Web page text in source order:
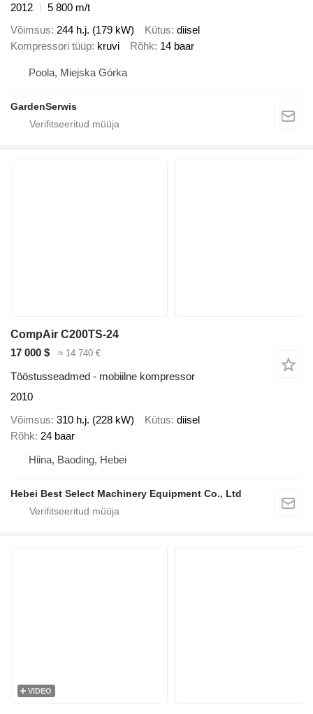
2012
5 800 m/t
Võimsus 244 h.j. (179 kW) Kütus diisel
Kompressori tüüp kruvi Rõhk 14 baar
Poola, Miejska Górka
GardenSerwis
CompAir C200TS-24
17 000 $
≈ 14 740 €
Tööstusseadmed - mobiilne kompressor
2010
Võimsus 310 h.j. (228 kW) Kütus diisel
Rõhk 24 baar
Hiina, Baoding, Hebei
Hebei Best Select Machinery Equipment Co., Ltd
VIDEO